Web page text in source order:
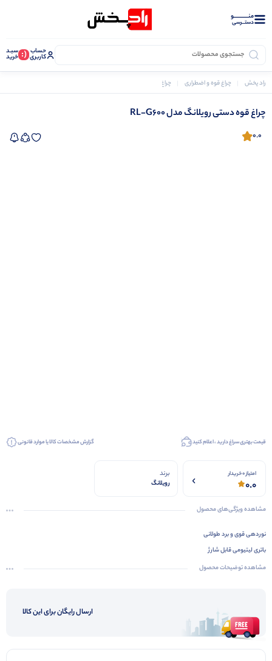
منــــــــــــو
دستــرسی
حساب
کاربری (: سبـد
خرید
راد پخش چراغ قوه و اضطراری چراغ قوه
چراغ قوه دستی رویلانگ مدل RL-G600
0.0
قیمت بهتری سراغ دارید ، اعلام کنید گزارش مشخصات کالا یا موارد قانونی
امتیاز 0 خریدار
0.0
برند
رویلانگ
مشاهده ویژگی‌های محصول
نوردهی قوی و برد طولانی
باتری لیتیومی قابل شارژ
بدنه مقاوم و ضد ضربه
مشاهده توضیحات محصول
ارسال رایگان برای این کالا